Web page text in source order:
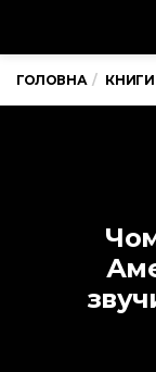
ГОЛОВНА КНИГИ